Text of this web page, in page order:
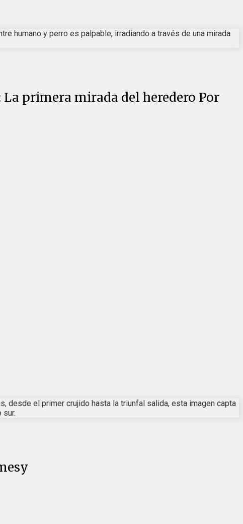
humano y perro es palpable, irradiando a través de una mirada
primera mirada del heredero Por
desde el primer crujido hasta la triunfal salida, esta imagen capta
sur.